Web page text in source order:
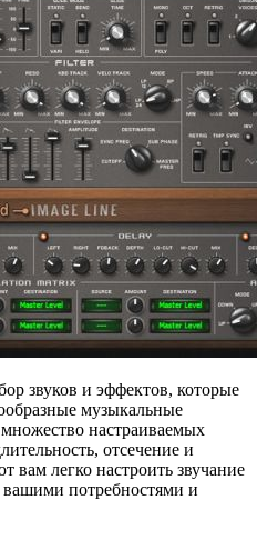
звуков и эффектов, которые
музыкальные
настраиваемых
отсечение и
вам легко настроить звучание
вашими потребностями и